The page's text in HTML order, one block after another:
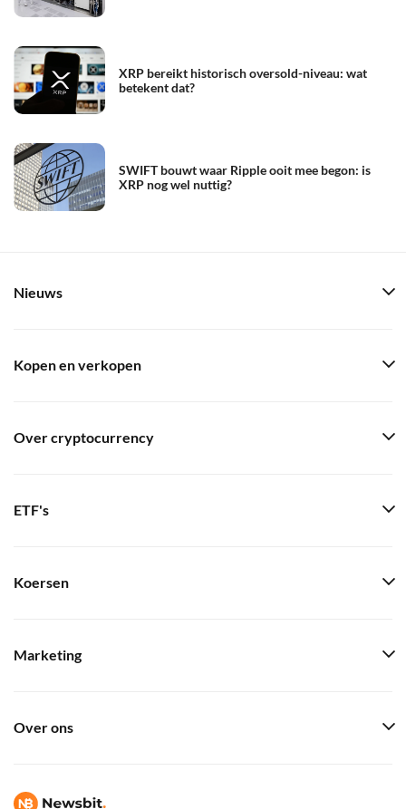
XRP bereikt historisch oversold-niveau: wat
betekent dat?
SWIFT bouwt waar Ripple ooit mee begon: is
XRP nog wel nuttig?
Nieuws
Kopen en verkopen
Over cryptocurrency
ETF's
Koersen
Marketing
Over ons